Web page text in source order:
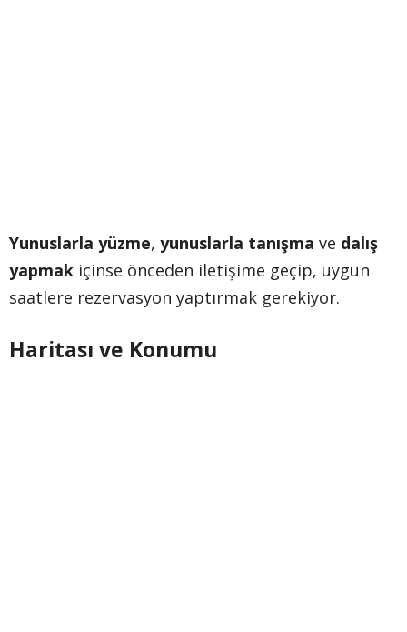
Yunuslarla yüzme, yunuslarla tanışma ve dalış
yapmak içinse önceden iletişime geçip, uygun
saatlere rezervasyon yaptırmak gerekiyor.
Haritası ve Konumu